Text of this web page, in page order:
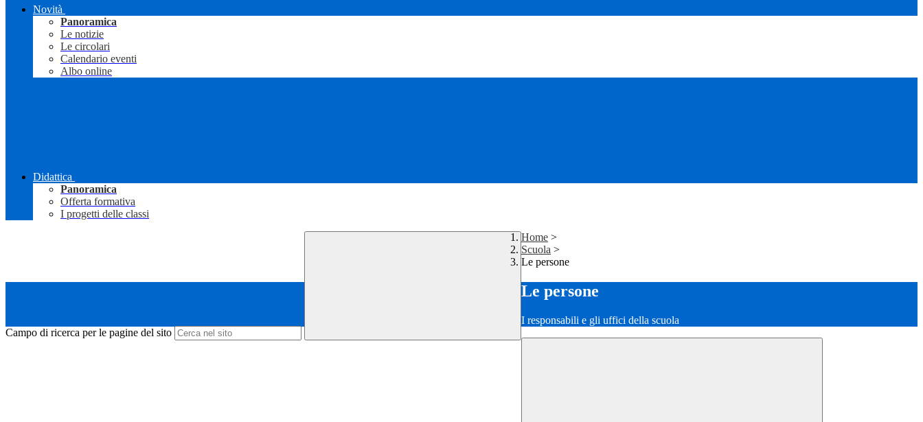
Novità
Panoramica
Le notizie
Le circolari
Calendario eventi
Albo online
Didattica
Panoramica
Offerta formativa
I progetti delle classi
Campo di ricerca per le pagine del sito
Home >
Scuola >
Le persone
Le persone
I responsabili e gli uffici della scuola